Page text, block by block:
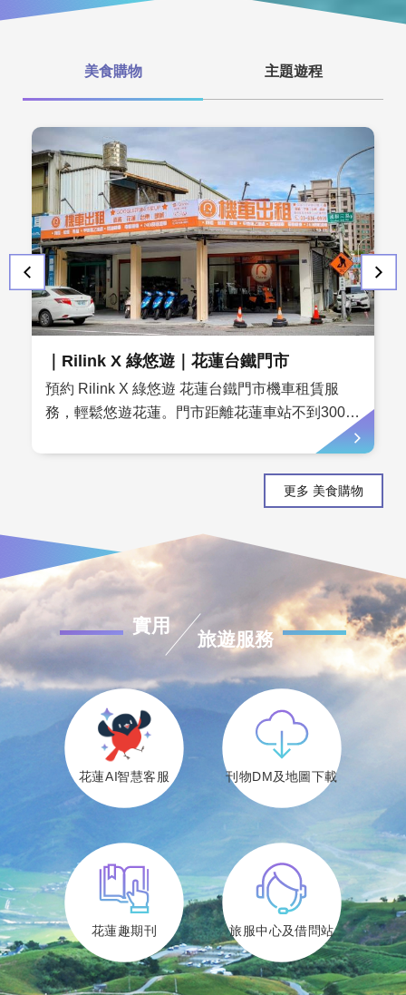
美食購物 主題遊程
｜Rilink X 綠悠遊｜花蓮台鐵門市
預約 Rilink X 綠悠遊 花蓮台鐵門市機車租賃服
務，輕鬆悠遊花蓮。門市距離花蓮車站不到300公
尺，提供燃油機車、電動機車，多種選擇！無論
是上山到太魯閣國家公園，下海到七星潭，或是
暢遊花蓮市區大街小巷吃遍當地美食！提前預
約，安心出發！LINE預約，24小時皆可取車 / 還
更多 美食購物
實用
旅遊服務
花蓮AI智慧客服 刊物DM及地圖下載
花蓮趣期刊 旅服中心及借問站